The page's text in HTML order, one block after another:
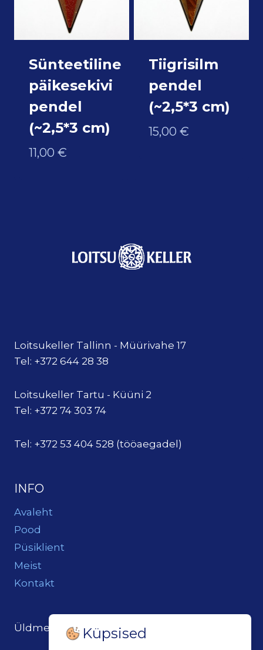
Sünteetiline
päikesekivi
pendel
(~2,5*3 cm)
11,00 €
Tiigrisilm
pendel
(~2,5*3 cm)
15,00 €
Loitsukeller Tallinn - Müürivahe 17
Tel: +372 644 28 38
Loitsukeller Tartu - Küüni 2
Tel: +372 74 303 74
Tel: +372 53 404 528 (tööaegadel)
INFO
Avaleht
Pood
Püsiklient
Meist
Kontakt
Üldmeil: loits@loitsukeller.ee
Küpsised